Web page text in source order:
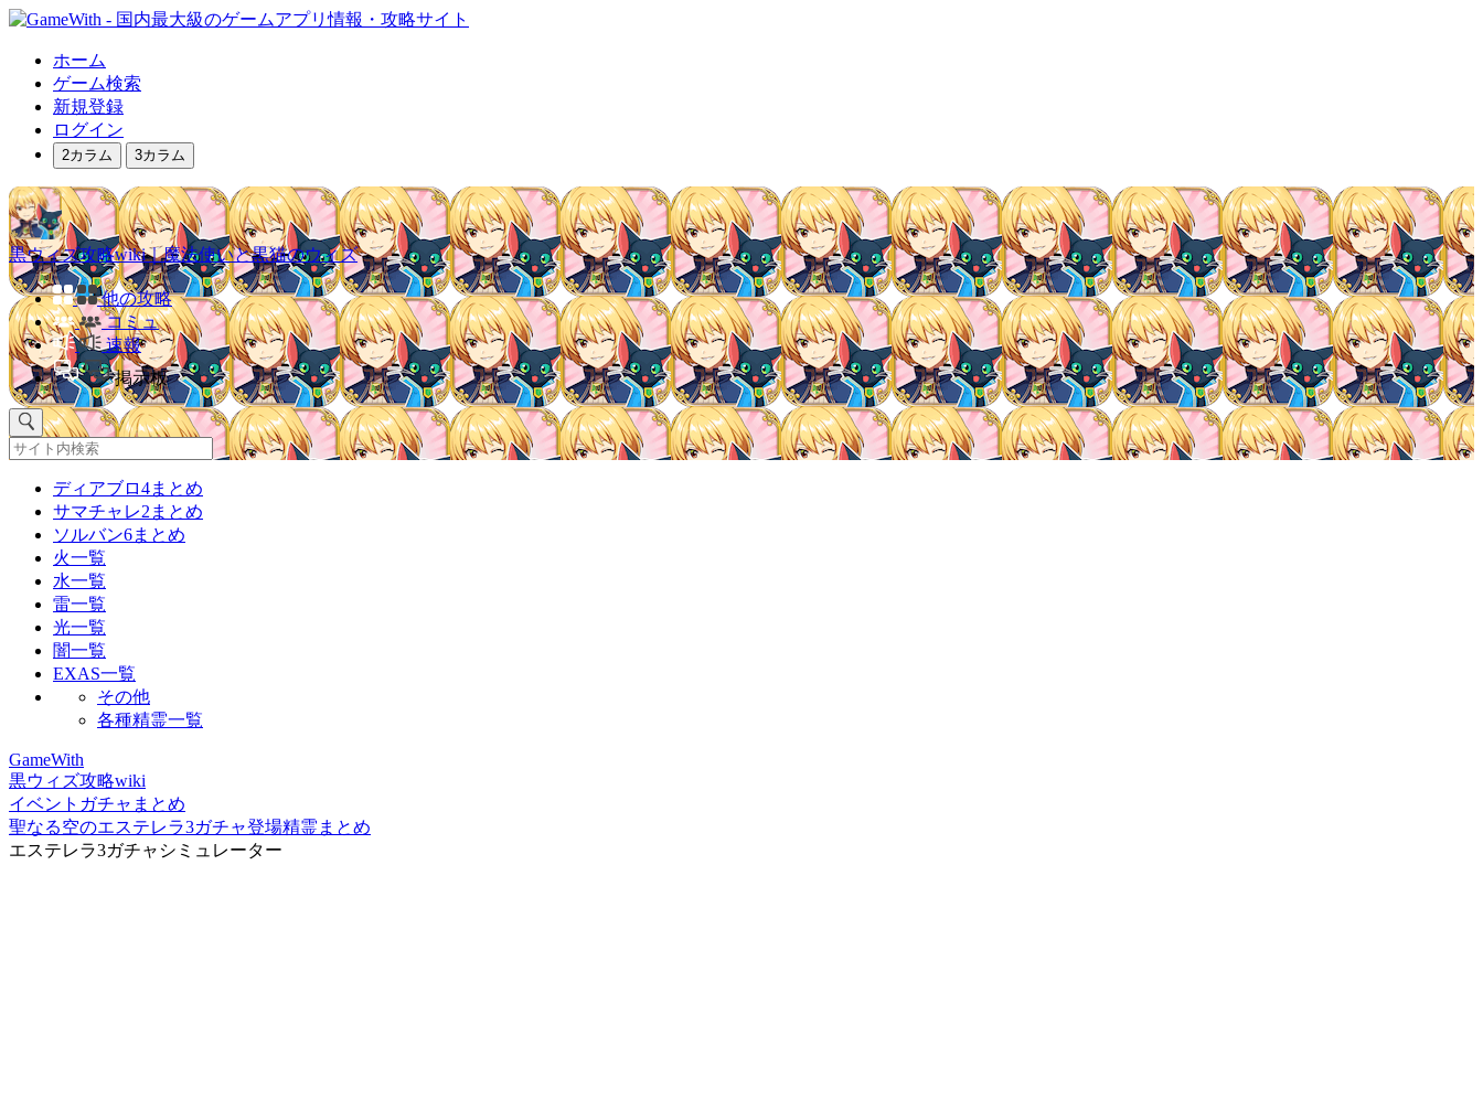
ホーム
ゲーム検索
新規登録
ログイン
2カラム 3カラム
黒ウィズ攻略wiki｜魔法使いと黒猫のウィズ
他の攻略
コミュ
速報
掲示板
ディアブロ4まとめ
サマチャレ2まとめ
ソルバン6まとめ
火一覧
水一覧
雷一覧
光一覧
闇一覧
EXAS一覧
その他
各種精霊一覧
GameWith
黒ウィズ攻略wiki
イベントガチャまとめ
聖なる空のエステレラ3ガチャ登場精霊まとめ
エステレラ3ガチャシミュレーター